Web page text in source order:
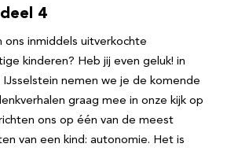
4
ons inmiddels uitverkochte
kinderen? Heb jij even geluk! in
nemen we je de komende
graag mee in onze kijk op
ons op één van de meest
van een kind: autonomie. Het is